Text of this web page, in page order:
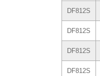
DF812S
DF812S
DF812S
DF812S